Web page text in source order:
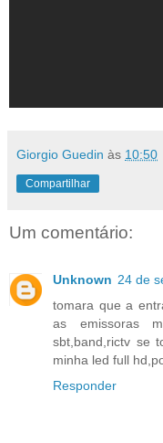
Giorgio Guedin às 10:50
Compartilhar
Um comentário:
Unknown 24 de
tomara que a
as emissoras
sbt,band,rictv se
minha led full
Responder